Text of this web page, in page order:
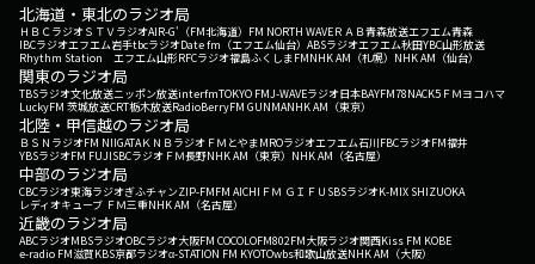
北海道・東北のラジオ局
ＨＢＣラジオＳＴＶラジオAIR-G'（FM北海道） FM NORTH WAVEＲＡＢ青森放送エフエム青森
IBCラジオエフエム岩手tbcラジオDate fm（エフエム仙台） ABSラジオエフエム秋田YBC山形放送
Rhythm Station エフエム山形RFCラジオ福島ふくしまFMNHK AM（札幌） NHK AM（仙台）
関東のラジオ局
TBSラジオ文化放送ニッポン放送interfmTOKYO FMJ-WAVEラジオ日本BAYFM78NACK5 ＦＭヨコハマ
LuckyFM 茨城放送CRT栃木放送RadioBerryFM GUNMANHK AM（東京）
北陸・甲信越のラジオ局
ＢＳＮラジオFM NIIGATAＫＮＢラジオ ＦＭとやまMROラジオエフエム石川FBCラジオFM福井
YBSラジオFM FUJISBCラジオ ＦＭ長野NHK AM（東京） NHK AM（名古屋）
中部のラジオ局
CBCラジオ東海ラジオぎふチャンZIP-FMFM AICHI ＦＭ ＧＩＦＵ SBSラジオK-MIX SHIZUOKA
レディオキューブ ＦＭ三重NHK AM（名古屋）
近畿のラジオ局
ABCラジオMBSラジオOBCラジオ大阪FM COCOLOFM802FM大阪ラジオ関西Kiss FM KOBE
e-radio FM滋賀KBS京都ラジオα-STATION FM KYOTOwbs和歌山放送NHK AM（大阪）